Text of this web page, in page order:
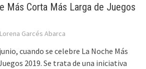
Más Corta Más Larga de Juegos
Lorena Garcés Abarca
cuando se celebre La Noche Más
2019. Se trata de una iniciativa